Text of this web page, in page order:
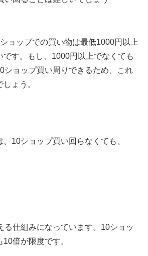
ョップでの買い物は最低1000円以上
です。もし、1000円以上でなくても
ショップ買い周りできるため、これ
ょう。
10ショップ買い回らなくても、
る仕組みになっています。10ショッ
倍が限度です。